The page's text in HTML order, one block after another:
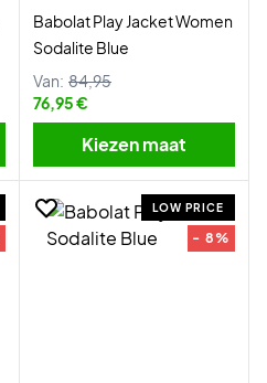
Babolat Play Jacket Women
Sodalite Blue
Van: 84,95
76,95 €
Kiezen maat
LOW PRICE
- 8%